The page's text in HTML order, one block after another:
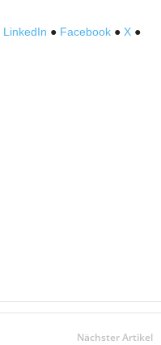
LinkedIn ● Facebook ● X ●
Nächster Artikel